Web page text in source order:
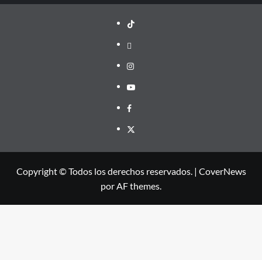
TikTok
threads
Instagram
Youtube
Facebook
X
Copyright © Todos los derechos reservados. | CoverNews
por AF themes.